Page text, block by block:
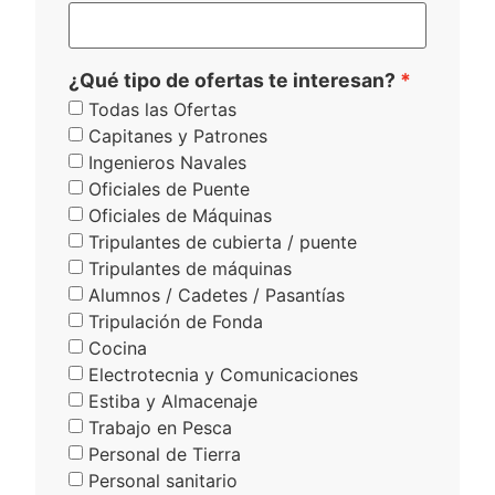
¿Qué tipo de ofertas te interesan?
Todas las Ofertas
Capitanes y Patrones
Ingenieros Navales
Oficiales de Puente
Oficiales de Máquinas
Tripulantes de cubierta / puente
Tripulantes de máquinas
Alumnos / Cadetes / Pasantías
Tripulación de Fonda
Cocina
Electrotecnia y Comunicaciones
Estiba y Almacenaje
Trabajo en Pesca
Personal de Tierra
Personal sanitario